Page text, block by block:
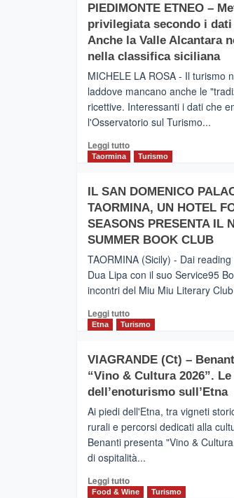
CATANIA
–
Inaugurato
il
collegamento
tra
Catania
e
operato
da
PIEDIMONTE ETNEO –
privilegiata secondo i
Anche la Valle Alcantara
nella classifica siciliana
MICHELE LA ROSA - Il turismo
laddove mancano anche le
ricettive. Interessanti i dati che
l'Osservatorio sul Turismo...
Leggi tuttoLeggi
PIEDIMONTE
ETNEO
–
Meta
privilegiata
secondo
i
di
Airbnb.
la
Valle
Alcantara
nei
primi
classifica
siciliana
Taormina Turismo
IL SAN DOMENICO
TAORMINA, UN HOTEL
SEASONS PRESENTA IL
SUMMER BOOK CLUB
TAORMINA (Sicily) - Dai
Dua Lipa con il suo Service95
incontri del Miu Miu Literary
Leggi tuttoLeggi
di
IL
SAN
DOMENICO
TAORMINA,
UN
HOTEL
FOUR
PRESENTA
Etna Turismo
VIAGRANDE (Ct) –
“Vino & Cultura 2026”.
dell’enoturismo sull’Etna
Ai piedi dell'Etna, tra vigneti
rurali e percorsi dedicati alla
Benanti presenta "Vino &
di ospitalità...
Leggi tuttoLeggi
di
Food & Wine Turismo